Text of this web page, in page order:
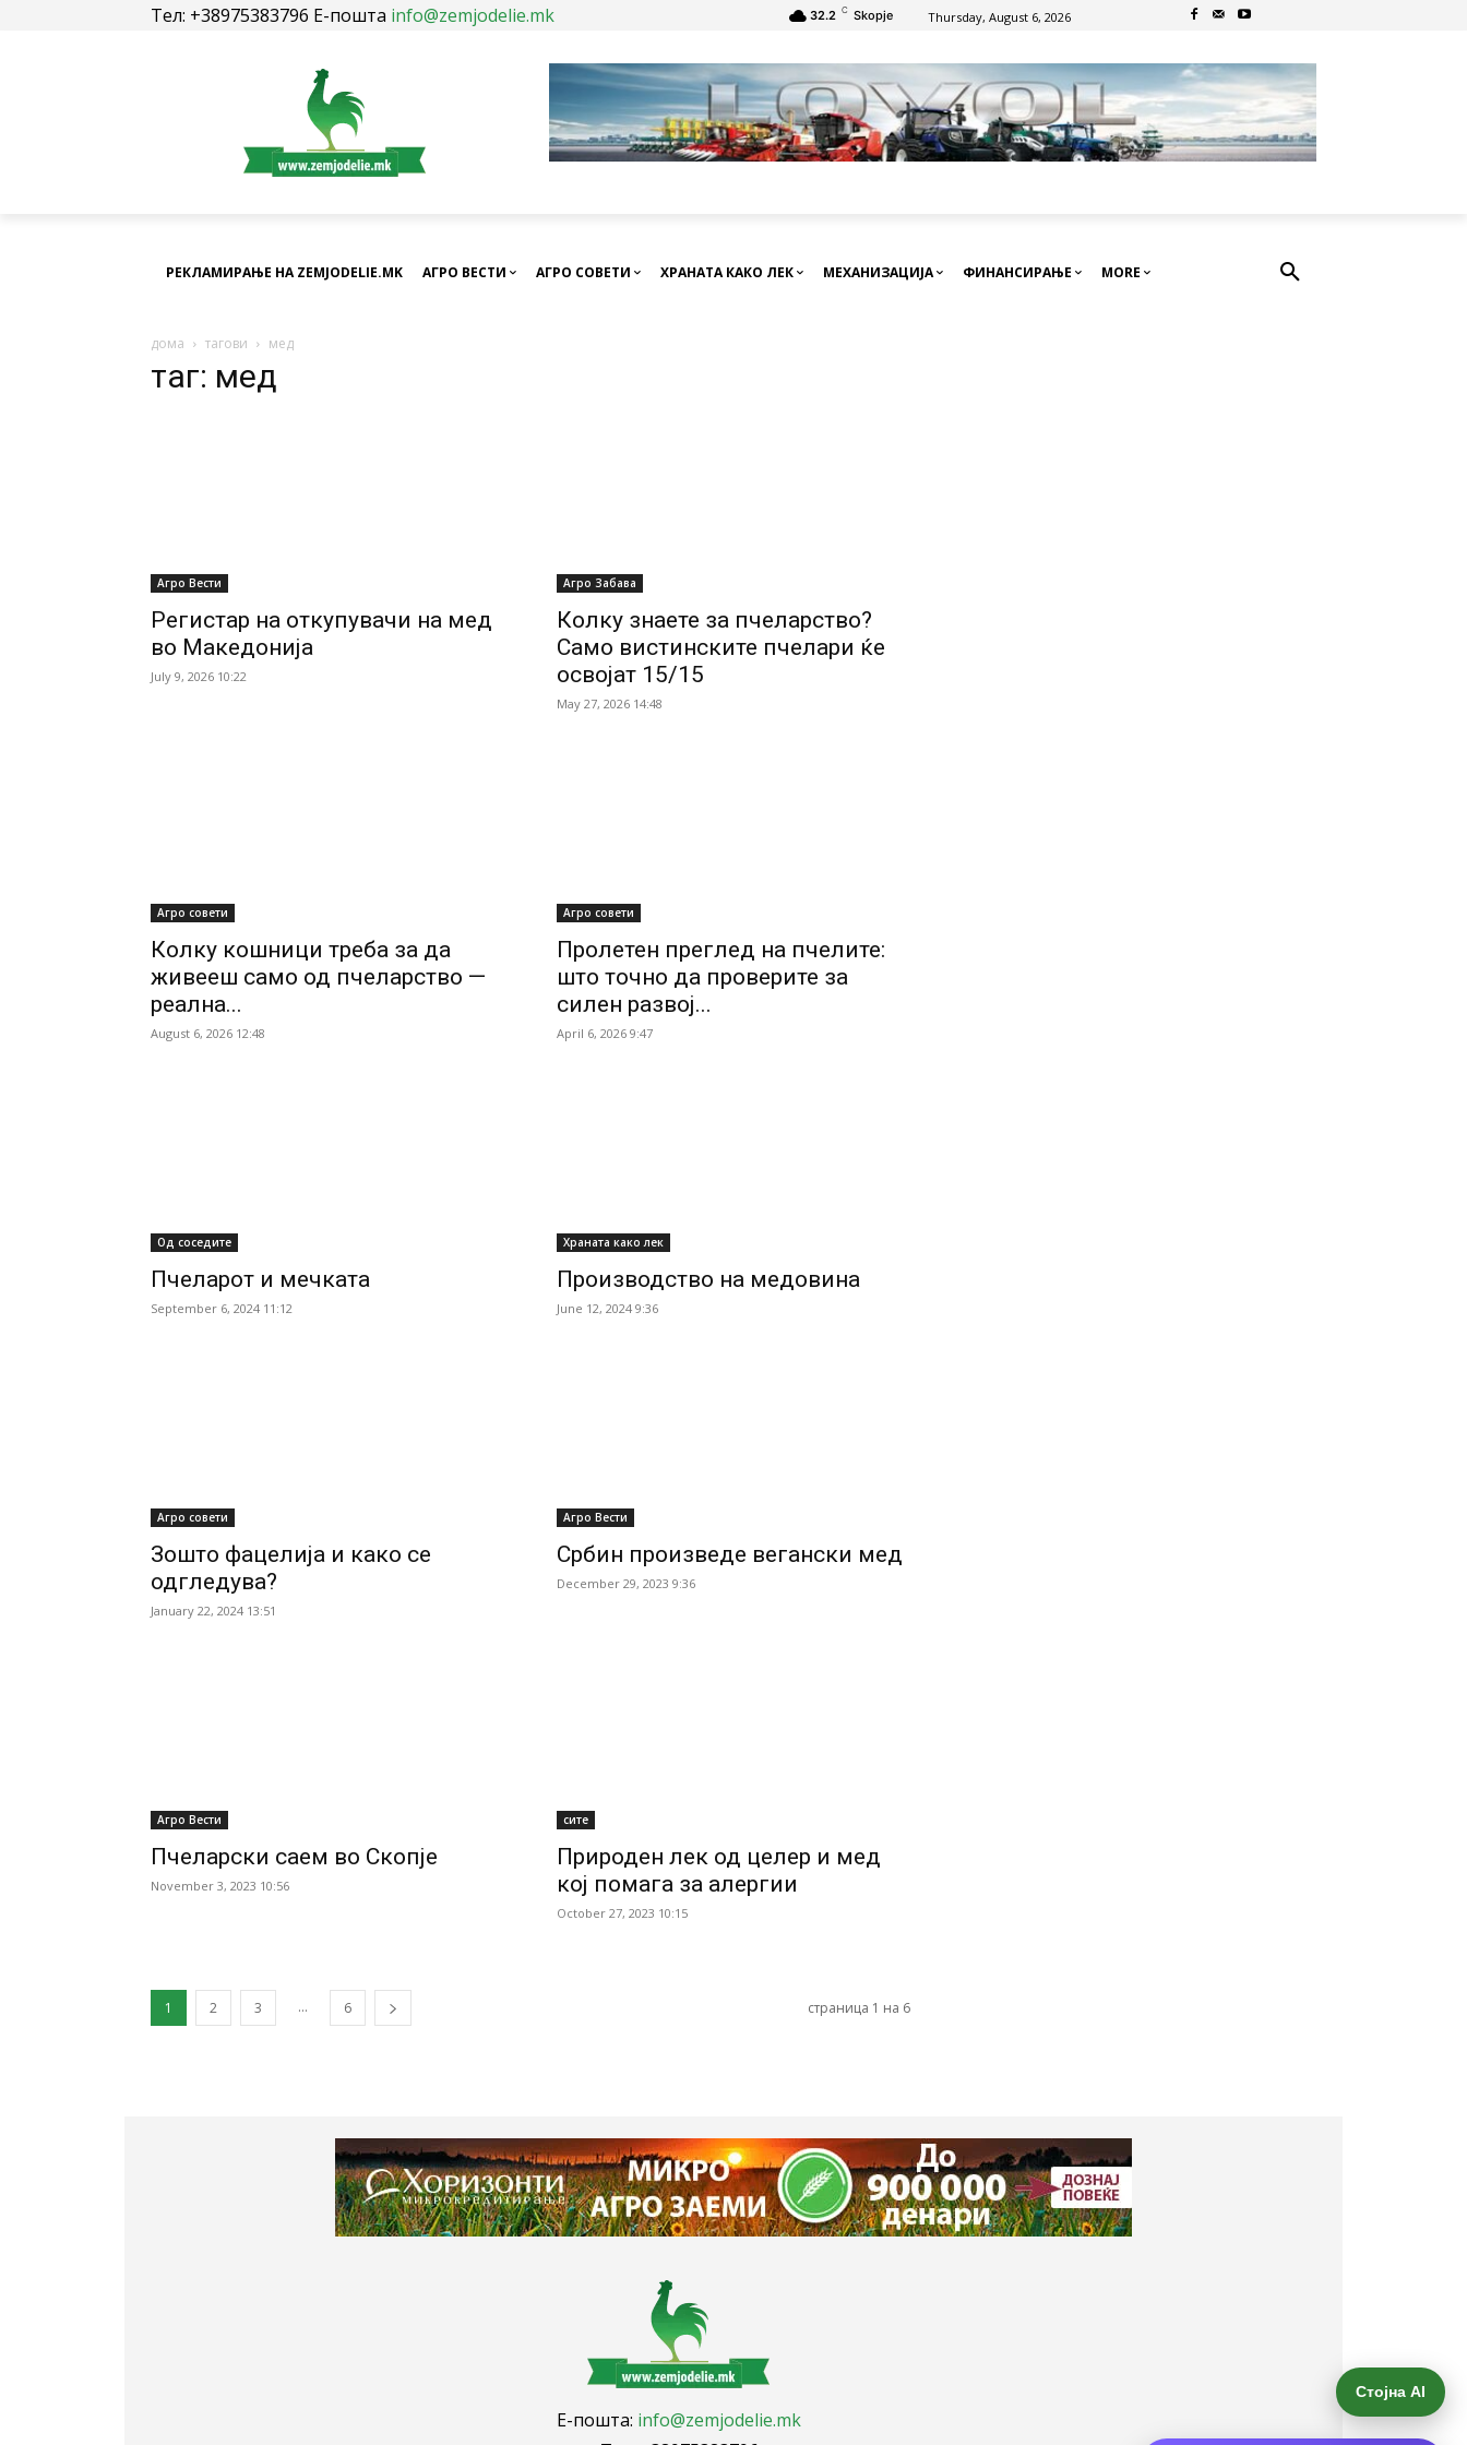
Тел: +38975383796 Е-пошта info@zemjodelie.mk 32.2 C Skopje Thursday, August 6, 2026
РЕКЛАМИРАЊЕ НА ZEMJODELIE.MK АГРО ВЕСТИ АГРО СОВЕТИ ХРАНАТА КАКО ЛЕК МЕХАНИЗАЦИЈА ФИНАНСИРАЊЕ MORE
дома тагови мед
таг: мед
Агро Вести
Регистар на откупувачи на мед
во Македонија
July 9, 2026 10:22
Агро Забава
Колку знаете за пчеларство?
Само вистинските пчелари ќе
освојат 15/15
May 27, 2026 14:48
Агро совети
Колку кошници треба за да
живееш само од пчеларство —
реална...
August 6, 2026 12:48
Агро совети
Пролетен преглед на пчелите:
што точно да проверите за
силен развој...
April 6, 2026 9:47
Од соседите
Пчеларот и мечката
September 6, 2024 11:12
Храната како лек
Производство на медовина
June 12, 2024 9:36
Агро совети
Зошто фацелија и како се
одгледува?
January 22, 2024 13:51
Агро Вести
Србин произведе вегански мед
December 29, 2023 9:36
Агро Вести
Пчеларски саем во Скопје
November 3, 2023 10:56
сите
Природен лек од целер и мед
кој помага за алергии
October 27, 2023 10:15
1 2 3 ... 6 страница 1 на 6
Е-пошта: info@zemjodelie.mk
Стојна AI